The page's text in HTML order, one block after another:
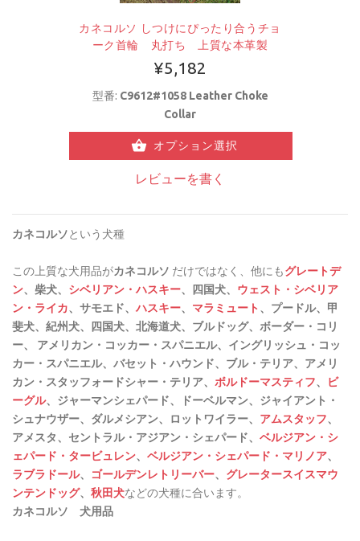
カネコルソ しつけにぴったり合うチョ
ーク首輪 丸打ち 上質な本革製
¥5,182
型番: C9612#1058 Leather Choke
Collar
オプション選択
レビューを書く
カネコルソという犬種
この上質な犬用品がカネコルソ だけではなく、他にもグレートデ
ン、柴犬、 シベリアン・ハスキー、四国犬、 ウェスト・シベリア
ン・ライカ、サモエド、 ハスキー、 マラミュート 、プードル、甲
斐犬、紀州犬、四国犬、北海道犬、ブルドッグ、ボーダー・コリ
ー、 アメリカン・コッカー・スパニエル、イングリッシュ・コッ
カー・スパニエル、バセット・ハウンド、ブル・テリア、アメリ
カン・スタッフォードシャー・テリア、 ボルドーマスティフ、
ビ
ーグル、 ジャーマンシェパード、ドーベルマン、ジャイアント・
シュナウザー、ダルメシアン、ロットワイラー、 アムスタッフ、
アメスタ、セントラル・アジアン・シェパード、 ベルジアン・シ
ェパード・タービュレン、 ベルジアン・シェパード・マリノア、
ラブラドール、 ゴールデンレトリーバー、 グレータースイスマウ
ンテンドッグ、 秋田犬などの犬種に合います。
カネコルソ 犬用品